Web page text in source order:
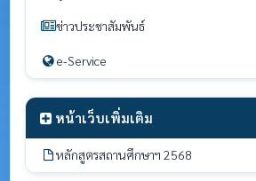
ข่าวประชาสัมพันธ์
e-Service
หน้าเว็บเพิ่มเติม
หลักสูตรสถานศึกษาฯ 2568